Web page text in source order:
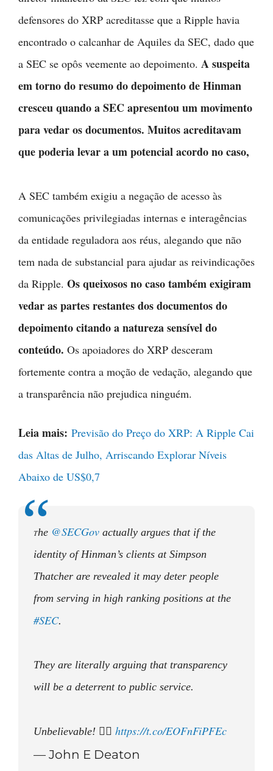
defensores do XRP acreditasse que a Ripple havia
encontrado o calcanhar de Aquiles da SEC, dado que
a SEC se opôs veemente ao depoimento. A suspeita
em torno do resumo do depoimento de Hinman
cresceu quando a SEC apresentou um movimento
para vedar os documentos. Muitos acreditavam
que poderia levar a um potencial acordo no caso,
A SEC também exigiu a negação de acesso às
comunicações privilegiadas internas e interagências
da entidade reguladora aos réus, alegando que não
tem nada de substancial para ajudar as reivindicações
da Ripple. Os queixosos no caso também exigiram
vedar as partes restantes dos documentos do
depoimento citando a natureza sensível do
conteúdo. Os apoiadores do XRP desceram
fortemente contra a moção de vedação, alegando que
a transparência não prejudica ninguém.
Leia mais: Previsão do Preço do XRP: A Ripple Cai
das Altas de Julho, Arriscando Explorar Níveis
Abaixo de US$0,7
The @SECGov actually argues that if the
identity of Hinman’s clients at Simpson
Thatcher are revealed it may deter people
from serving in high ranking positions at the
#SEC.
They are literally arguing that transparency
will be a deterrent to public service.
Unbelievable! 🤦‍♂️ https://t.co/EOFnFiPFEc
— John E Deaton